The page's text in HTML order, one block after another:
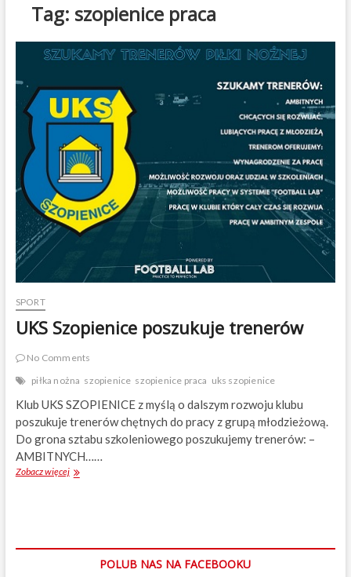
Tag: szopienice praca
SPORT
UKS Szopienice poszukuje trenerów
No Comments
piłka nożna szopienice szopienice praca uks szopienice
Klub UKS SZOPIENICE z myślą o dalszym rozwoju klubu
poszukuje trenerów chętnych do pracy z grupą młodzieżową.
Do grona sztabu szkoleniowego poszukujemy trenerów: –
AMBITNYCH……
Zobacz więcejU
POLUB NAS NA FACEBOOKU